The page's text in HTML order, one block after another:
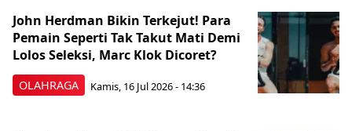
OLAHRAGA
John Herdman Bikin Terkejut! Para
Pemain Seperti Tak Takut Mati Demi
Lolos Seleksi, Marc Klok Dicoret?
Kamis, 16 Jul 2026 - 14:36